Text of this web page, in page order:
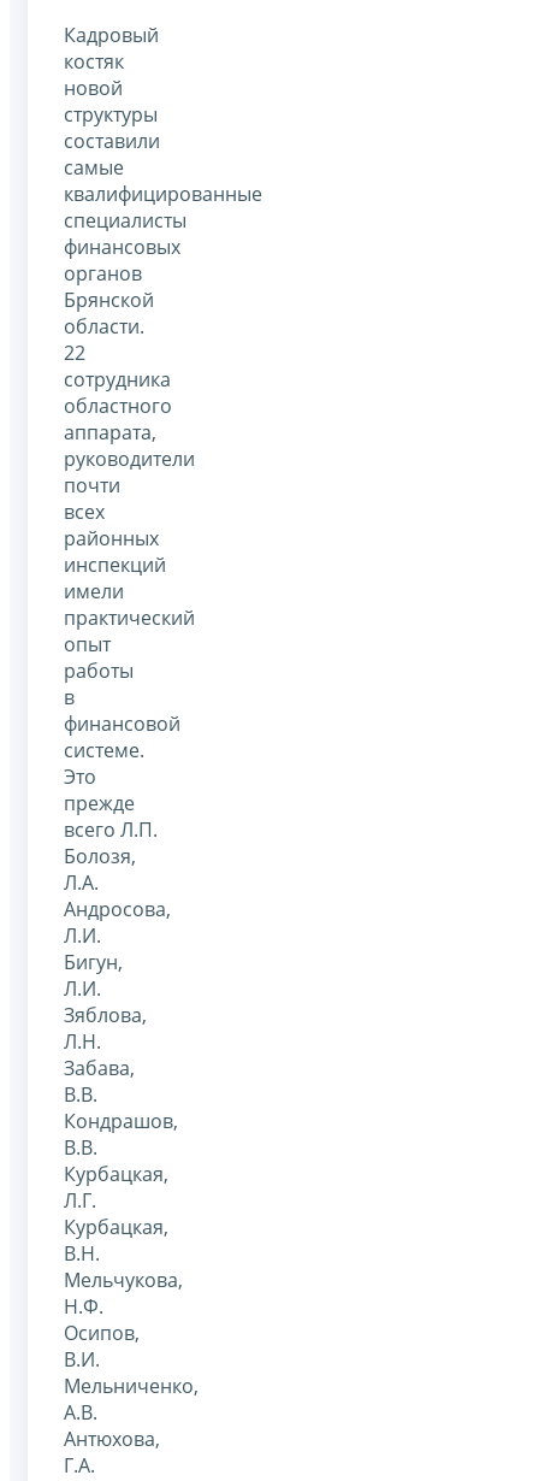
Кадровый
костяк
новой
структуры
составили
самые
квалифицированные
специалисты
финансовых
органов
Брянской
области.
22
сотрудника
областного
аппарата,
руководители
почти
всех
районных
инспекций
имели
практический
опыт
работы
в
финансовой
системе.
Это
прежде
всего Л.П.
Болозя,
Л.А.
Андросова,
Л.И.
Бигун,
Л.И.
Зяблова,
Л.Н.
Забава,
В.В.
Кондрашов,
В.В.
Курбацкая,
Л.Г.
Курбацкая,
В.Н.
Мельчукова,
Н.Ф.
Осипов,
В.И.
Мельниченко,
А.В.
Антюхова,
Г.А.